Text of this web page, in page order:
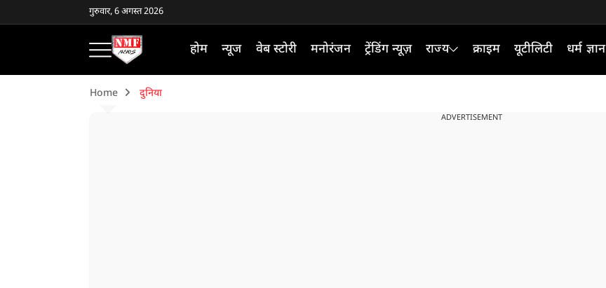
गुरुवार, 6 अगस्त 2026
होम न्यूज वेब स्टोरी मनोरंजन ट्रेंडिंग न्यूज़ राज्य क्राइम यूटीलिटी धर्म ज्ञान
Home दुनिया
ADVERTISEMENT